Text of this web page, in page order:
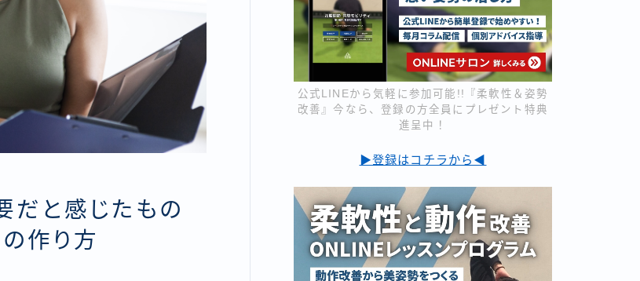
だと感じたもの
作り方
公式LINEから気軽に参加可能!!『柔軟性＆姿勢
改善』今なら、登録の方全員にプレゼント特典
進呈中！
▶登録はコチラから◀